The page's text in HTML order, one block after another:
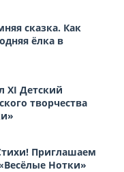
сказка. Как
ёлка в
XI Детский
творчества
Приглашаем
Нотки»